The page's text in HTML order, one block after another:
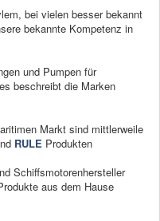
bei vielen besser bekannt
bekannte Kompetenz in
und Pumpen für
beschreibt die Marken
Markt sind mittlerweile
RULE Produkten
Schiffsmotorenhersteller
aus dem Hause